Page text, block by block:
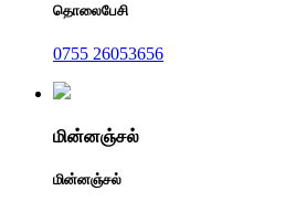
தொலைபேசி
0755 26053656
மின்னஞ்சல்
மின்னஞ்சல்